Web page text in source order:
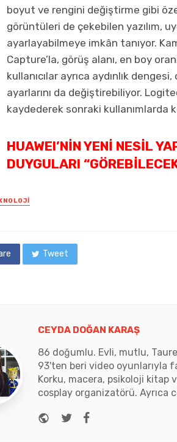
boyut ve rengini değiştirme gibi
görüntüleri de çekebilen yazılım,
ayarlayabilmeye imkân tanıyor.
Capture’la, görüş alanı, en boy
kullanıcılar ayrıca aydınlık
ayarlarını da değiştirebiliyor.
kaydederek sonraki kullanımlarda
HUAWEI’NIN YENI NESIL
DUYGULARI
Tweet
CEYDA DOĞAN KARAŞ
86 doğumlu. Evli, mutlu,
93'ten beri video oyunlarıyla
Korku, macera, psikoloji kitap
cosplay organizatörü. Ayrıca
Website
Twitter